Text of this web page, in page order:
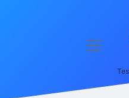
menüyü